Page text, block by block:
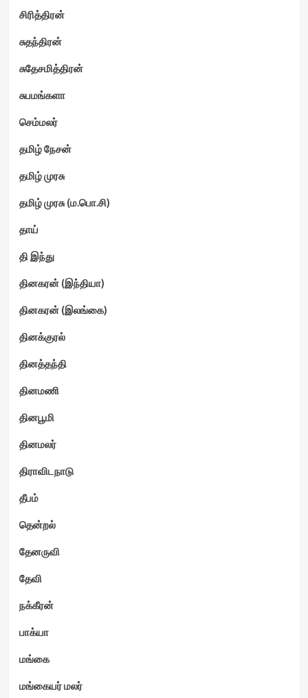
சிரித்திரன்
சுதந்திரன்
சுதேசமித்திரன்
சுபமங்களா
செம்மலர்
தமிழ் நேசன்
தமிழ் முரசு
தமிழ் முரசு (ம.பொ.சி)
தாய்
தி இந்து
தினகரன் (இந்தியா)
தினகரன் (இலங்கை)
தினக்குரல்
தினத்தந்தி
தினமணி
தினபூமி
தினமலர்
திராவிடநாடு
தீபம்
தென்றல்
தேனருவி
தேவி
நக்கீரன்
பாக்யா
மங்கை
மங்கையர் மலர்